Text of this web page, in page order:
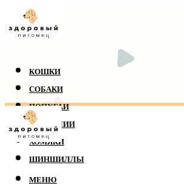
КОШКИ
СОБАКИ
ПОПУГАИ
РЕПТИЛИИ
ХОМЯКИ
ШИНШИЛЛЫ
МЕНЮ